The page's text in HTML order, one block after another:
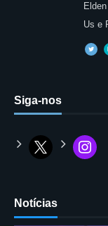
Us e
Siga-nos
Notícias